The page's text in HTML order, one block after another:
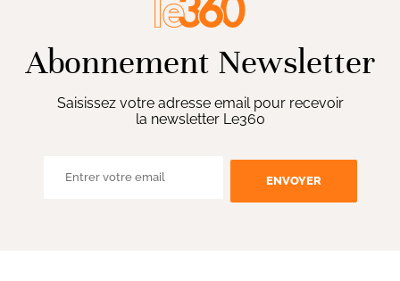
Abonnement Newsletter
Saisissez votre adresse email pour recevoir
la newsletter Le360
ENVOYER